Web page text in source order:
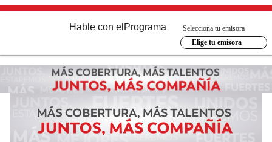
Hable con el Programa
Selecciona tu emisora
Elige tu emisora